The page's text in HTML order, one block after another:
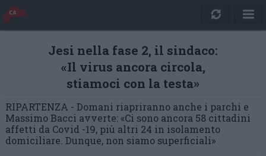
Jesi nella fase 2, il sindaco:
«Il virus ancora circola,
stiamoci con la testa»
RIPARTENZA - Domani riapriranno anche i parchi e
Massimo Bacci avverte: «Ci sono ancora 58 cittadini
affetti da Covid -19, più altri 24 in isolamento
domiciliare. Dunque, non siamo superficiali»